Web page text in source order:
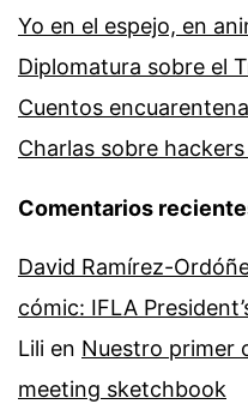
Yo en el espejo, en
Diplomatura sobre el
Cuentos
Charlas sobre
Comentarios
David Ramírez-
cómic: IFLA
Lili en Nuestro primer
meeting sketchbook